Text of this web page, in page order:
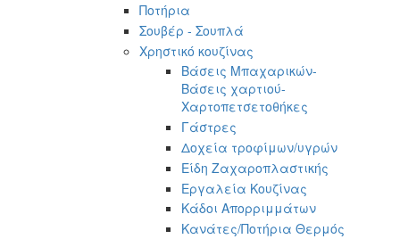
Ποτήρια
Σουβέρ - Σουπλά
Χρηστικό κουζίνας
Βάσεις Μπαχαρικών-
Βάσεις χαρτιού-
Χαρτοπετσετοθήκες
Γάστρες
Δοχεία τροφίμων/υγρών
Είδη Ζαχαροπλαστικής
Εργαλεία Κουζίνας
Κάδοι Απορριμμάτων
Κανάτες/Ποτήρια Θερμός